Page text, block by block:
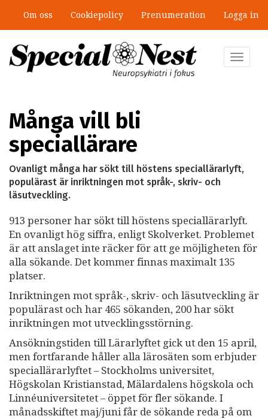
huvudinnehåll
Om oss Cookiepolicy Prenumeration Logga in
Toggle
Många vill bli
speciallärare
Ovanligt många har sökt till höstens speciallärarlyft,
populärast är inriktningen mot språk-, skriv- och
läsutveckling.
913 personer har sökt till höstens speciallärarlyft.
En ovanligt hög siffra, enligt Skolverket. Problemet
är att anslaget inte räcker för att ge möjligheten för
alla sökande. Det kommer finnas maximalt 135
platser.
Inriktningen mot språk-, skriv- och läsutveckling är
populärast och har 465 sökanden, 200 har sökt
inriktningen mot utvecklingsstörning.
Ansökningstiden till Lärarlyftet gick ut den 15 april,
men fortfarande håller alla lärosäten som erbjuder
speciallärarlyftet – Stockholms universitet,
Högskolan Kristianstad, Mälardalens högskola och
Linnéuniversitetet – öppet för fler sökande. I
månadsskiftet maj/juni får de sökande reda på om
”Jobbet gick bra – just därför togs
stödet bort”